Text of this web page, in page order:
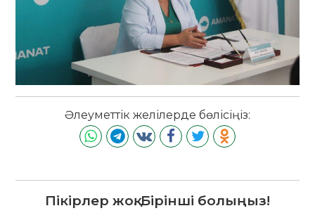
Әлеуметтік желілерде бөлісіңіз:
Пікірлер жоқ. Бірінші болыңыз!